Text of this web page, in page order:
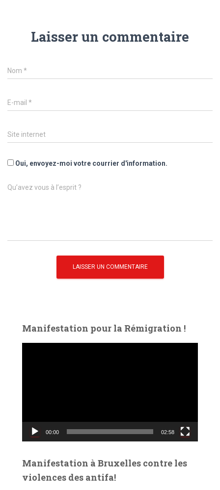
Laisser un commentaire
Nom *
E-mail *
Site internet
Oui, envoyez-moi votre courrier d'information.
Qu’avez vous à l’esprit ?
Manifestation pour la Rémigration !
v
o
00:00 02:58
Manifestation à Bruxelles contre les
violences des antifa!